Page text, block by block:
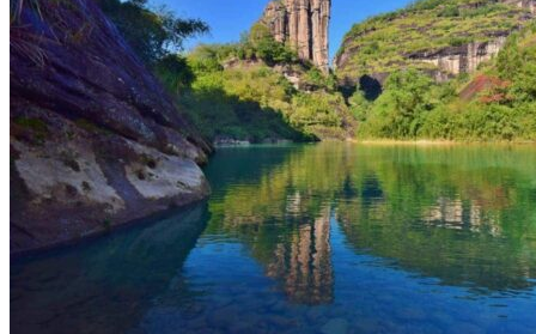
Obtention Visa Voyage Chine
Comment communiquer depuis la Chine ?
Maîtrisez les mots essentiels
Transports en Chine
Vols directs vers la Chine
Voyager en train
Voyager en Chine avec votre drone
Vaccins pour votre voyage en Chine
Mal des montagnes
Demande d’info
09 83 07 44 60